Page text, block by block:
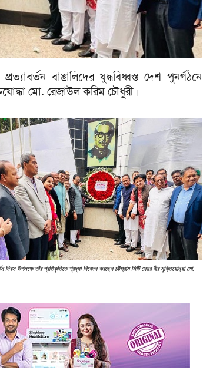
বাঙালিদের যুদ্ধবিধ্বস্ত দেশ পুনর্গঠনে
মো. রেজাউল করিম চৌধুরী।
দিবস উপলক্ষে তাঁর প্রতিকৃতিতে শ্রদ্ধা নিবেদন করছেন চট্টগ্রাম সিটি মেয়র বীর মুক্তিযোদ্ধা মো.